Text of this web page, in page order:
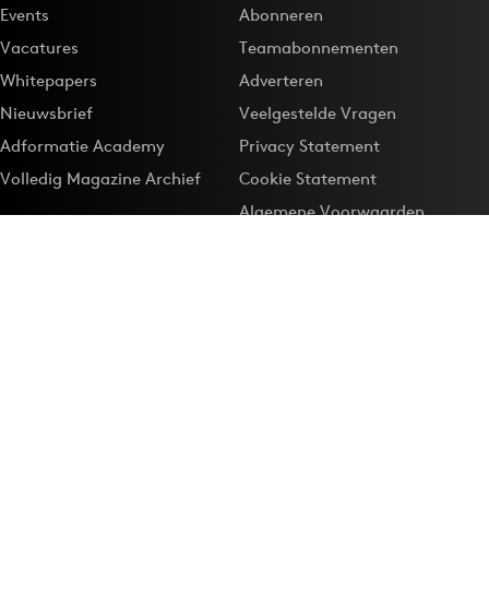
Events
Vacatures
Whitepapers
Nieuwsbrief
Adformatie Academy
Volledig Magazine Archief
Abonneren
Teamabonnementen
Adverteren
Veelgestelde Vragen
Privacy Statement
Cookie Statement
Algemene Voorwaarden